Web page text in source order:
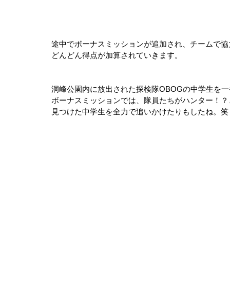
途中でボーナスミッションが追加され、チームで
どんどん得点が加算されていきます。
洞峰公園内に放出された探検隊OBOGの中学生を
ボーナスミッションでは、隊員たちがハンター！
見つけた中学生を全力で追いかけたりもしたね。笑